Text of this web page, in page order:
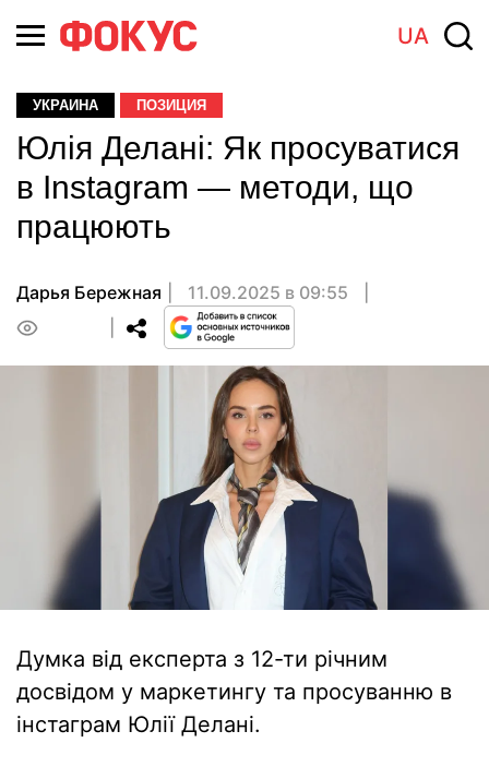
UA
УКРАИНА ПОЗИЦИЯ
Юлія Делані: Як просуватися
в Instagram — методи, що
працюють
Дарья Бережная
11.09.2025 в 09:55
Думка від експерта з 12-ти річним
досвідом у маркетингу та просуванню в
інстаграм Юлії Делані.